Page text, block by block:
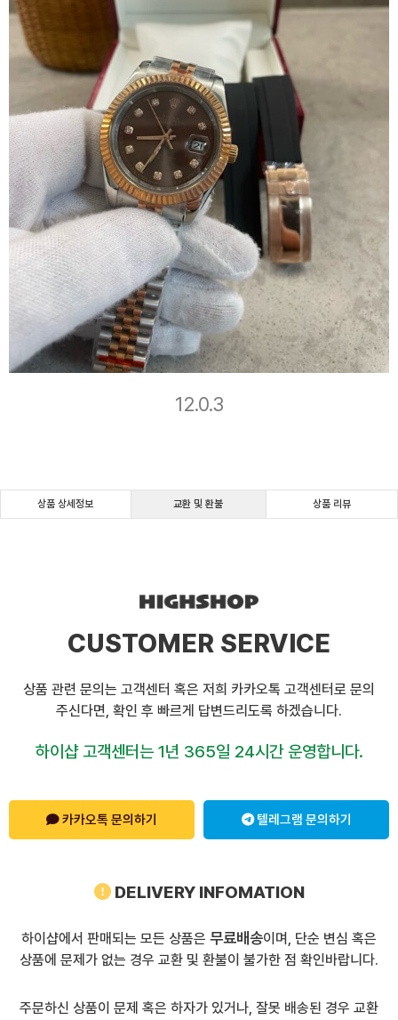
12.0.3
상품 상세정보 교환 및 환불 상품 리뷰
CUSTOMER SERVICE
상품 관련 문의는 고객센터 혹은 저희 카카오톡 고객센터로 문의
주신다면, 확인 후 빠르게 답변드리도록 하겠습니다.
하이샵 고객센터는 1년 365일 24시간 운영합니다.
카카오톡 문의하기 텔레그램 문의하기
DELIVERY INFOMATION
하이샵에서 판매되는 모든 상품은 무료배송이며, 단순 변심 혹은
상품에 문제가 없는 경우 교환 및 환불이 불가한 점 확인바랍니다.
주문하신 상품이 문제 혹은 하자가 있거나, 잘못 배송된 경우 교환